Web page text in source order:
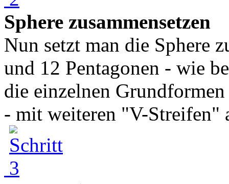
Sphere zusammensetzen
Nun setzt man die Sphere
und 12 Pentagonen - wie
die einzelnen
- mit weiteren "V-Streifen"